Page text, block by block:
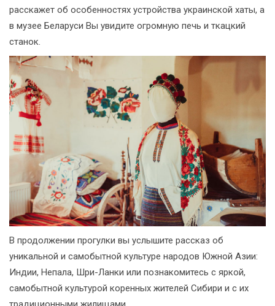
расскажет об особенностях устройства украинской хаты, а
в музее Беларуси Вы увидите огромную печь и ткацкий
станок.
В продолжении прогулки вы услышите рассказ об
уникальной и самобытной культуре народов Южной Азии:
Индии, Непала, Шри-Ланки или познакомитесь с яркой,
самобытной культурой коренных жителей Сибири и с их